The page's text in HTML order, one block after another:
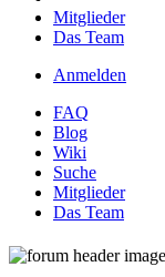
Mitglieder
Das Team
Anmelden
FAQ
Blog
Wiki
Suche
Mitglieder
Das Team